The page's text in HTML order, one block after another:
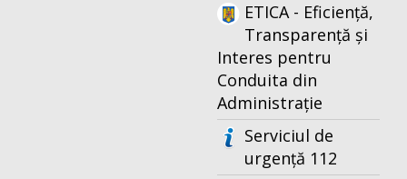
ETICA - Eficiență,
Transparență și
Interes pentru
Conduita din
Administrație
Serviciul de
urgență 112